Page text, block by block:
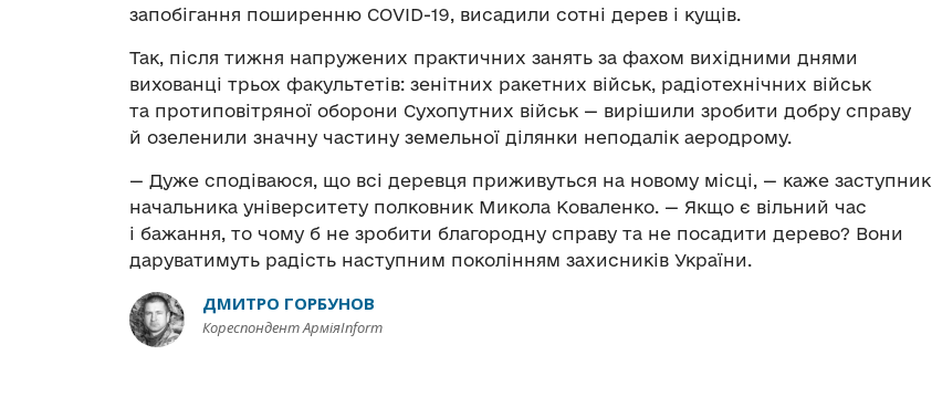
запобігання поширенню COVID-19, висадили сотні дерев і кущів.
Так, після тижня напружених практичних занять за фахом вихідними днями
вихованці трьох факультетів: зенітних ракетних військ, радіотехнічних військ
та протиповітряної оборони Сухопутних військ — вирішили зробити добру справу
й озеленили значну частину земельної ділянки неподалік аеродрому.
— Дуже сподіваюся, що всі деревця приживуться на новому місці, — каже заступник
начальника університету полковник Микола Коваленко. — Якщо є вільний час
і бажання, то чому б не зробити благородну справу та не посадити дерево? Вони
даруватимуть радість наступним поколінням захисників України.
ДМИТРО ГОРБУНОВ
Кореспондент АрміяInform